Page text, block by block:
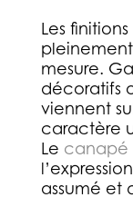
Les
mesure.
décoratifs
viennent
caractère
Le canapé
assumé et